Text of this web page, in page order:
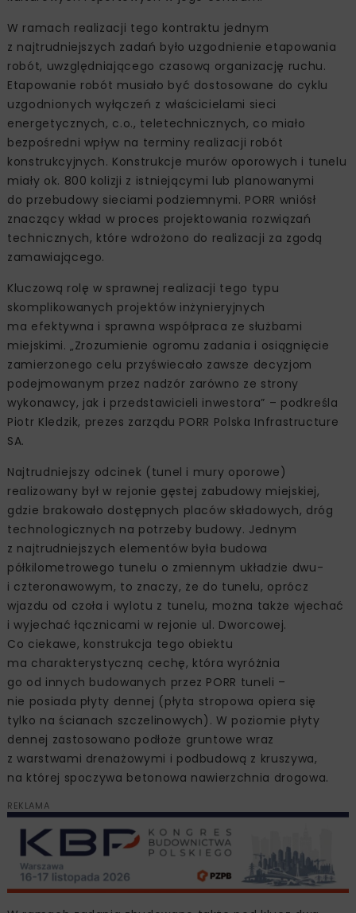
W ramach realizacji tego kontraktu jednym
z najtrudniejszych zadań było uzgodnienie etapowania
robót, uwzględniającego czasową organizację ruchu.
Etapowanie robót musiało być dostosowane do cyklu
uzgodnionych wyłączeń z właścicielami sieci
energetycznych, c.o., teletechnicznych, co miało
bezpośredni wpływ na terminy realizacji robót
konstrukcyjnych. Konstrukcje murów oporowych i tunelu
miały ok. 800 kolizji z istniejącymi lub planowanymi
do przebudowy sieciami podziemnymi. PORR wniósł
znaczący wkład w proces projektowania rozwiązań
technicznych, które wdrożono do realizacji za zgodą
zamawiającego.
Kluczową rolę w sprawnej realizacji tego typu
skomplikowanych projektów inżynieryjnych
ma efektywna i sprawna współpraca ze służbami
miejskimi. „Zrozumienie ogromu zadania i osiągnięcie
zamierzonego celu przyświecało zawsze decyzjom
podejmowanym przez nadzór zarówno ze strony
wykonawcy, jak i przedstawicieli inwestora” – podkreśla
Piotr Kledzik, prezes zarządu PORR Polska Infrastructure
SA.
Najtrudniejszy odcinek (tunel i mury oporowe)
realizowany był w rejonie gęstej zabudowy miejskiej,
gdzie brakowało dostępnych placów składowych, dróg
technologicznych na potrzeby budowy. Jednym
z najtrudniejszych elementów była budowa
półkilometrowego tunelu o zmiennym układzie dwu-
i czteronawowym, to znaczy, że do tunelu, oprócz
wjazdu od czoła i wylotu z tunelu, można także wjechać
i wyjechać łącznicami w rejonie ul. Dworcowej.
Co ciekawe, konstrukcja tego obiektu
ma charakterystyczną cechę, która wyróżnia
go od innych budowanych przez PORR tuneli –
nie posiada płyty dennej (płyta stropowa opiera się
tylko na ścianach szczelinowych). W poziomie płyty
dennej zastosowano podłoże gruntowe wraz
z warstwami drenażowymi i podbudową z kruszywa,
na której spoczywa betonowa nawierzchnia drogowa.
REKLAMA